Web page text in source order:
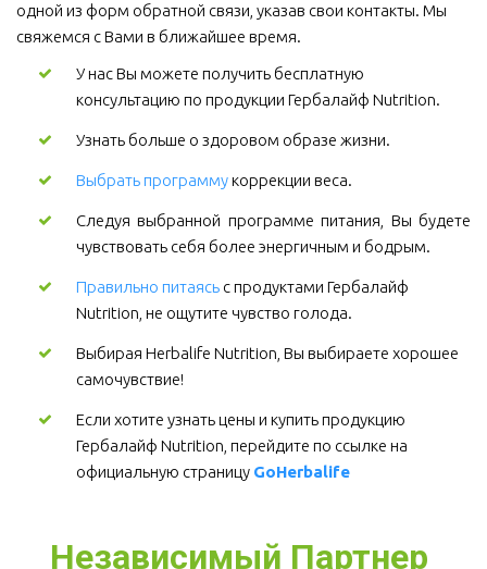
одной из форм обратной связи, указав свои контакты. Мы
свяжемся с Вами в ближайшее время.
У нас Вы можете получить бесплатную
консультацию по продукции Гербалайф Nutrition.
Узнать больше о здоровом образе жизни.
Выбрать программукоррекции веса.
Следуя выбранной программе питания, Вы будете
чувствовать себя более энергичным и бодрым.
Правильно питаясь с продуктами Гербалайф
Nutrition, не ощутите чувство голода.
Выбирая Herbalife Nutrition, Вы выбираете хорошее
самочувствие!
Если хотите узнать цены и купить продукцию
Гербалайф Nutrition, перейдите по ссылке на
официальную страницу GoHerbalife
Независимый Партнер